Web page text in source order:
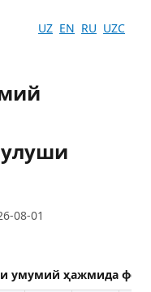
UZ EN RU UZC
08-01
умумий ҳажмида